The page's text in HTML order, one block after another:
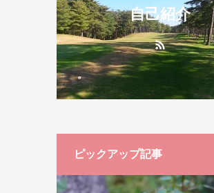
自己紹介
。
ピックアップ記事